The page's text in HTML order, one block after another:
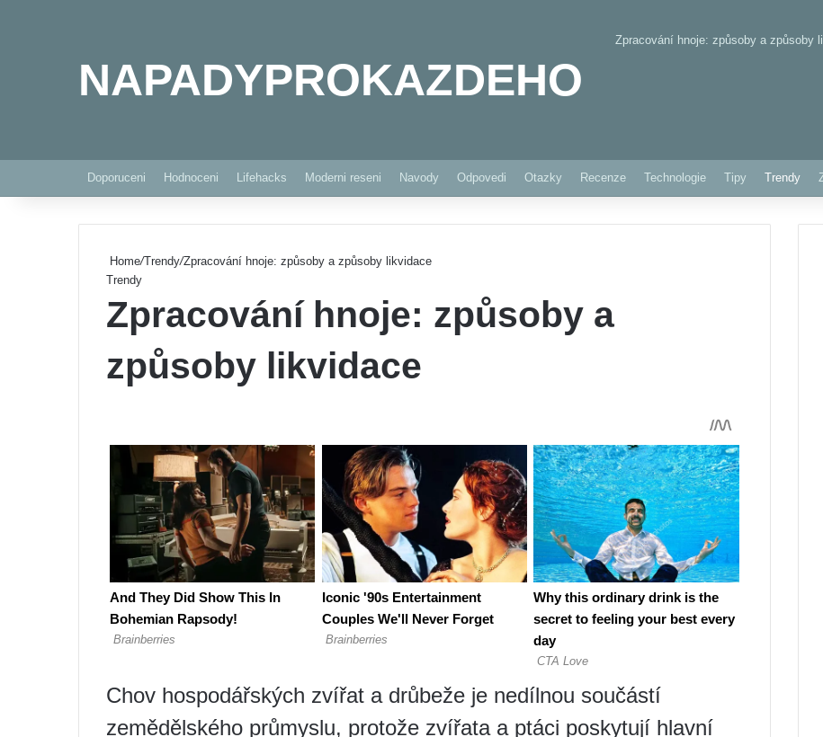
NAPADYPROKAZDEHO
Zpracování hnoje: způsoby a způsoby
Doporuceni Hodnoceni Lifehacks Moderni reseni Navody Odpovedi Otazky Recenze Technologie Tipy Trendy
Home/Trendy/Zpracování hnoje: způsoby a způsoby likvidace
Trendy
Zpracování hnoje: způsoby a
způsoby likvidace
Chov hospodářských zvířat a drůbeže je nedílnou součástí
zemědělského průmyslu, protože zvířata a ptáci poskytují hlavní